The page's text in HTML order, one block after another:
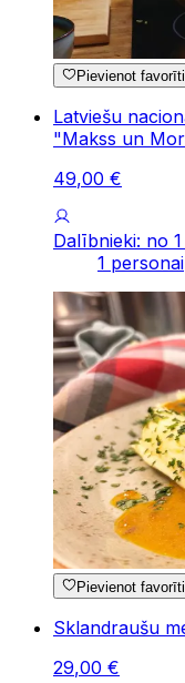
Pievienot
Latviešu
"Makss un
49,00 €
Dalībnieki: no
1 personai
Pievienot
Sklandraušu
29,00 €